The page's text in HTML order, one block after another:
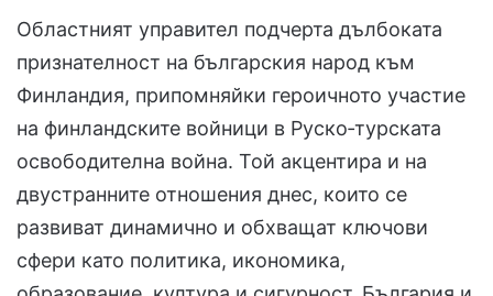
Областният управител подчерта дълбоката
признателност на българския народ към
Финландия, припомняйки героичното участие
на финландските войници в Руско‑турската
освободителна война. Той акцентира и на
двустранните отношения днес, които се
развиват динамично и обхващат ключови
сфери като политика, икономика,